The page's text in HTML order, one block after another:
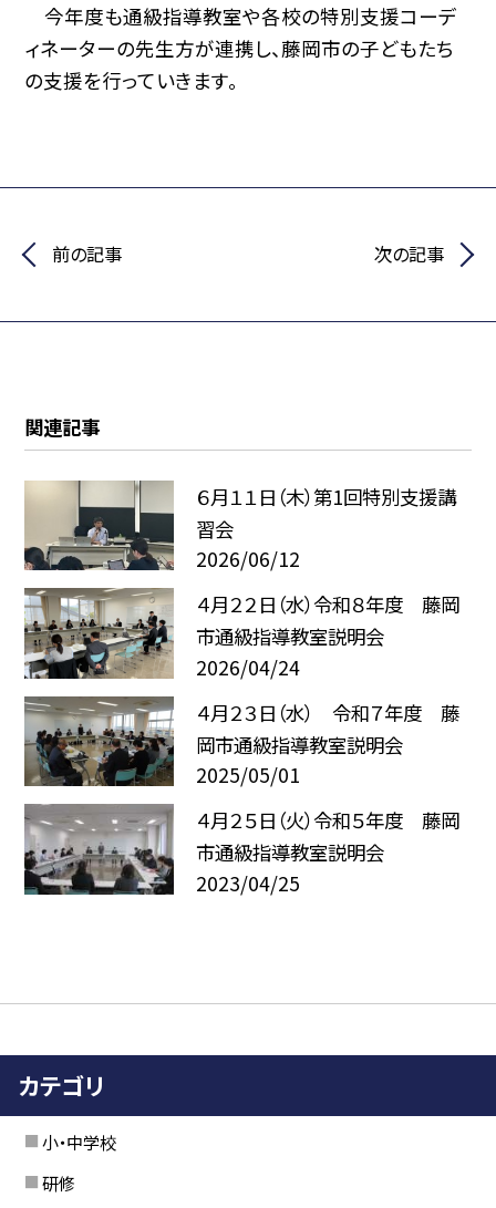
今年度も通級指導教室や各校の特別支援コーデ
ィネーターの先生方が連携し、藤岡市の子どもたち
の支援を行っていきます。
前の記事 次の記事
関連記事
６月１１日（木）第1回特別支援講
習会
2026/06/12
４月２２日（水）令和８年度 藤岡
市通級指導教室説明会
2026/04/24
４月２３日（水） 令和７年度 藤
岡市通級指導教室説明会
2025/05/01
４月２５日（火）令和５年度 藤岡
市通級指導教室説明会
2023/04/25
カテゴリ
小・中学校
研修